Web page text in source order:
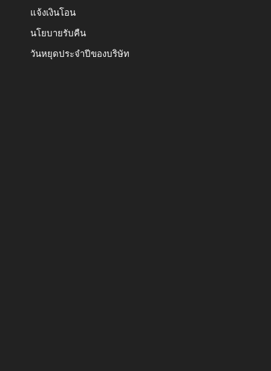
แจ้งเงินโอน
นโยบายรับคืน
วันหยุดประจำปีของบริษัท